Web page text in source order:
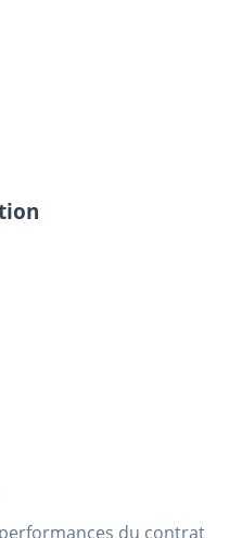
du contrat